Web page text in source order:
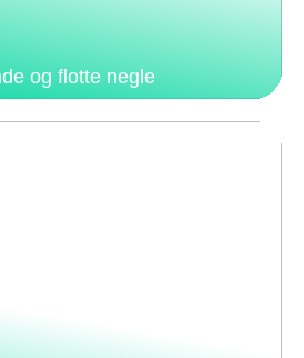
og flotte negle